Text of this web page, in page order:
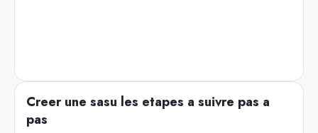
Creer une sasu les etapes a suivre pas a
pas